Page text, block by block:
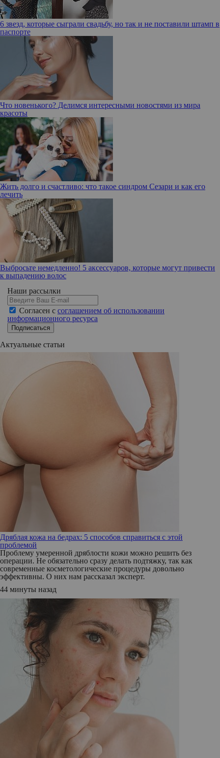
6 звезд, которые сыграли свадьбу, но так и не поставили штамп в
паспорте
Что новенького? Делимся интересными новостями из мира
красоты
Жить долго и счастливо: что такое синдром Сезари и как его
лечить
Выбросьте немедленно! 5 аксессуаров, которые могут привести
к выпадению волос
Наши рассылки
Согласен с соглашением об использовании
информационного ресурса
Подписаться
Актуальные статьи
Дряблая кожа на бедрах: 5 способов справиться с этой
проблемой
Проблему умеренной дряблости кожи можно решить без
операции. Не обязательно сразу делать подтяжку, так как
современные косметологические процедуры довольно
эффективны. О них нам рассказал эксперт.
44 минуты назад